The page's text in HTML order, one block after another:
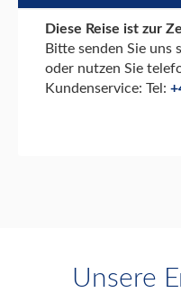
Diese Reise ist zur
Bitte senden Sie uns
oder nutzen Sie
Kundenservice: Tel:
Unsere